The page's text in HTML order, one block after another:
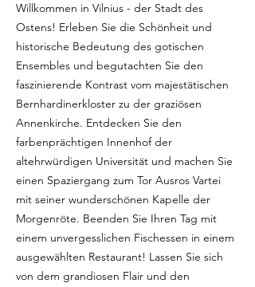
Willkommen in Vilnius - der Stadt des
Ostens! Erleben Sie die Schönheit und
historische Bedeutung des gotischen
Ensembles und begutachten Sie den
faszinierende Kontrast vom majestätischen
Bernhardinerkloster zu der graziösen
Annenkirche. Entdecken Sie den
farbenprächtigen Innenhof der
altehrwürdigen Universität und machen Sie
einen Spaziergang zum Tor Ausros Vartei
mit seiner wunderschönen Kapelle der
Morgenröte. Beenden Sie Ihren Tag mit
einem unvergesslichen Fischessen in einem
ausgewählten Restaurant! Lassen Sie sich
von dem grandiosen Flair und den